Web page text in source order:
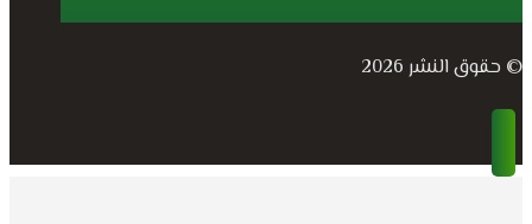
© حقوق النشر 2026